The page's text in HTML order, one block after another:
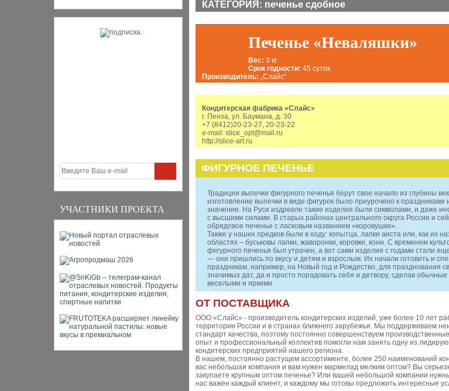
УЧАСТНИКИ ПРОЕКТА
КАТЕГОРИЯ: печенье сдобное
Печенье «Неваляшки»
Вес: 3 кг
Срок годности: 45 суток
Производитель: „Слайс“
Кондитерская фабрика «Слайс»
г. Пенза, ул. Баумана, д. 30
+7 (8412)20-23-27, 20-23-22
e-mail: slice_opt@mail.ru
http://slice-art.ru
ФИГУРНОЕ ПЕЧЕНЬЕ
Традиции выпечки фигурного печенья берут свое начало из глубины
изготовление выпечки в виде фигурок было приурочено к
значение. На Руси издревле такие изделия были символами, и даже
с высшими силами. В старых районах центрального округа России и
обрядовое печенье с ласковым названием «коровушки».
Также у наших предков были в ходу: копытца, лапки аиста или, как их
областях – буськовы лапки, жаворонки, коровки, кони. С временем
фигурного печенья был утрачен, а вот сами изделия с годами стали
— они пришлись по вкусу и детям и взрослым. Их начали готовить и
праздникам, например, на Новый год и Рождество, для празднования
значимых дат, да и просто порадовать себя и детвору, сделав
веселыми и яркими.
ОТ ПОСТАВЩИКА
ООО «Слайс» - производитель кондитерских изделий, уже более 10 лет
территории России и в странах ближнего зарубежья. Мы поддерживаем
стандарт качества, поэтому постоянно совершенствуем
опыт и профессиональный коллектив помогли нам занять одну из
кондитерских предприятий нашего региона.
В нашем, постоянно растущем ассортименте, более 250 наименований
вас небольшая компания и вам нужен мармелад мелким оптом? Вы
закупаете крупным оптом печенье? Или вашей небольшой компании
нас важен каждый клиент, и каждому мы готовы предложить интересные